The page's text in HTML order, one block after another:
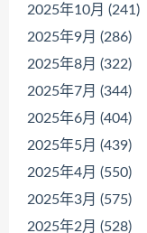
2025年10月 (241)
2025年9月 (286)
2025年8月 (322)
2025年7月 (344)
2025年6月 (404)
2025年5月 (439)
2025年4月 (550)
2025年3月 (575)
2025年2月 (528)